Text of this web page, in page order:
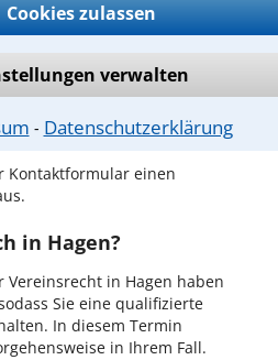
Cookies zulassen
verwalten
⁃ Datenschutzerklärung
Beratungstermin
Kontaktformular einen
in Hagen?
in Hagen haben
Sie eine qualifizierte
In diesem Termin
in Ihrem Fall.